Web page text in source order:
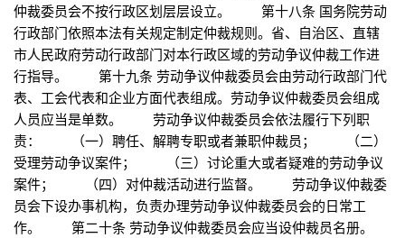
仲裁委员会不按行政区划层层设立。 第十八条 国务院劳动
行政部门依照本法有关规定制定仲裁规则。省、自治区、直辖
市人民政府劳动行政部门对本行政区域的劳动争议仲裁工作进
行指导。 第十九条 劳动争议仲裁委员会由劳动行政部门代
表、工会代表和企业方面代表组成。劳动争议仲裁委员会组成
人员应当是单数。 劳动争议仲裁委员会依法履行下列职
责： （一）聘任、解聘专职或者兼职仲裁员； （二）
受理劳动争议案件； （三）讨论重大或者疑难的劳动争议
案件； （四）对仲裁活动进行监督。 劳动争议仲裁委
员会下设办事机构，负责办理劳动争议仲裁委员会的日常工
作。 第二十条 劳动争议仲裁委员会应当设仲裁员名册。